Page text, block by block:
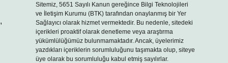
Sitemiz, 5651 Sayılı Kanun gereğince Bilgi Teknolojileri
ve İletişim Kurumu (BTK) tarafından onaylanmış bir Yer
Sağlayıcı olarak hizmet vermektedir. Bu nedenle, sitedeki
içerikleri proaktif olarak denetleme veya araştırma
yükümlülüğümüz bulunmamaktadır. Ancak, üyelerimiz
yazdıkları içeriklerin sorumluluğunu taşımakta olup, siteye
üye olarak bu sorumluluğu kabul etmiş sayılırlar.